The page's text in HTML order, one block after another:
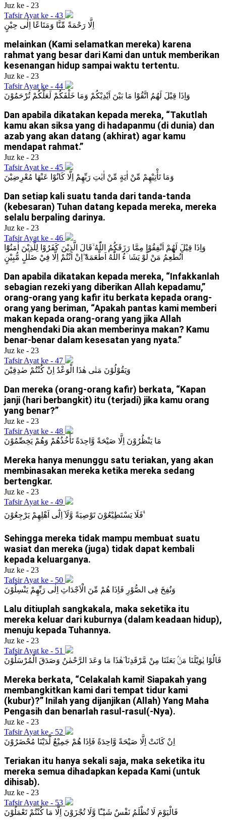
Juz ke - 23
Tafsir Ayat ke - 43
اِلَّا رَحْمَةً مِّنَّا وَمَتَاعًا اِلٰى حِيْنٍ
melainkan (Kami selamatkan mereka) karena
rahmat yang besar dari Kami dan untuk memberikan
kesenangan hidup sampai waktu tertentu.
Juz ke - 23
Tafsir Ayat ke - 44
وَاِذَا قِيْلَ لَهُمُ اتَّقُوْا مَا بَيْنَ اَيْدِيْكُمْ وَمَا خَلْفَكُمْ لَعَلَّكُمْ تُرْحَمُوْنَ
Dan apabila dikatakan kepada mereka, “Takutlah
kamu akan siksa yang di hadapanmu (di dunia) dan
azab yang akan datang (akhirat) agar kamu
mendapat rahmat.”
Juz ke - 23
Tafsir Ayat ke - 45
وَمَا تَأْتِيْهِمْ مِّنْ اٰيَةٍ مِّنْ اٰيٰتِ رَبِّهِمْ اِلَّا كَانُوْا عَنْهَا مُعْرِضِيْنَ
Dan setiap kali suatu tanda dari tanda-tanda
(kebesaran) Tuhan datang kepada mereka, mereka
selalu berpaling darinya.
Juz ke - 23
Tafsir Ayat ke - 46
وَاِذَا قِيْلَ لَهُمْ اَنْفِقُوْا مِمَّا رَزَقَكُمُ اللّٰهُ ۙقَالَ الَّذِيْنَ كَفَرُوْا لِلَّذِيْنَ اٰمَنُوْٓا
اَنُطْعِمُ مَنْ لَّوْ يَشَاۤءُ اللّٰهُ اَطْعَمَهٗٓ ۖاِنْ اَنْتُمْ اِلَّا فِيْ ضَلٰلٍ مُّبِيْنٍ
Dan apabila dikatakan kepada mereka, “Infakkanlah
sebagian rezeki yang diberikan Allah kepadamu,”
orang-orang yang kafir itu berkata kepada orang-
orang yang beriman, “Apakah pantas kami memberi
makan kepada orang-orang yang jika Allah
menghendaki Dia akan memberinya makan? Kamu
benar-benar dalam kesesatan yang nyata.”
Juz ke - 23
Tafsir Ayat ke - 47
وَيَقُوْلُوْنَ مَتٰى هٰذَا الْوَعْدُ اِنْ كُنْتُمْ صٰدِقِيْنَ
Dan mereka (orang-orang kafir) berkata, “Kapan
janji (hari berbangkit) itu (terjadi) jika kamu orang
yang benar?”
Juz ke - 23
Tafsir Ayat ke - 48
مَا يَنْظُرُوْنَ اِلَّا صَيْحَةً وَّاحِدَةً تَأْخُذُهُمْ وَهُمْ يَخِصِّمُوْنَ
Mereka hanya menunggu satu teriakan, yang akan
membinasakan mereka ketika mereka sedang
bertengkar.
Juz ke - 23
Tafsir Ayat ke - 49
فَلَا يَسْتَطِيْعُوْنَ تَوْصِيَةً وَّلَآ اِلٰٓى اَهْلِهِمْ يَرْجِعُوْنَ ࣖ
Sehingga mereka tidak mampu membuat suatu
wasiat dan mereka (juga) tidak dapat kembali
kepada keluarganya.
Juz ke - 23
Tafsir Ayat ke - 50
وَنُفِخَ فِى الصُّوْرِ فَاِذَا هُمْ مِّنَ الْاَجْدَاثِ اِلٰى رَبِّهِمْ يَنْسِلُوْنَ
Lalu ditiuplah sangkakala, maka seketika itu
mereka keluar dari kuburnya (dalam keadaan hidup),
menuju kepada Tuhannya.
Juz ke - 23
Tafsir Ayat ke - 51
قَالُوْا يٰوَيْلَنَا مَنْۢ بَعَثَنَا مِنْ مَّرْقَدِنَا ۜهٰذَا مَا وَعَدَ الرَّحْمٰنُ وَصَدَقَ الْمُرْسَلُوْنَ
Mereka berkata, “Celakalah kami! Siapakah yang
membangkitkan kami dari tempat tidur kami
(kubur)?” Inilah yang dijanjikan (Allah) Yang Maha
Pengasih dan benarlah rasul-rasul(-Nya).
Juz ke - 23
Tafsir Ayat ke - 52
اِنْ كَانَتْ اِلَّا صَيْحَةً وَّاحِدَةً فَاِذَا هُمْ جَمِيْعٌ لَّدَيْنَا مُحْضَرُوْنَ
Teriakan itu hanya sekali saja, maka seketika itu
mereka semua dihadapkan kepada Kami (untuk
dihisab).
Juz ke - 23
Tafsir Ayat ke - 53
فَالْيَوْمَ لَا تُظْلَمُ نَفْسٌ شَيْـًٔا وَّلَا تُجْزَوْنَ اِلَّا مَا كُنْتُمْ تَعْمَلُوْنَ